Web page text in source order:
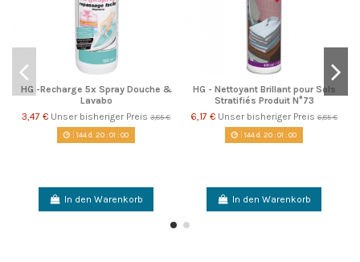
HG -Recharge 5x Spray Douche &
Lavabo
3,47 € Unser bisheriger Preis 3,85 €
144d. 20:00 :59
In den Warenkorb
HG - Nettoyant Brillant pour Sols
Stratifiés Produit N°73
6,17 € Unser bisheriger Preis 6,85 €
144d. 20:00 :59
In den Warenkorb